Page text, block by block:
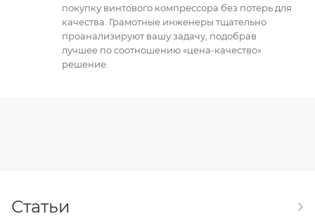
покупку винтового компрессора без потерь для
качества. Грамотные инженеры тщательно
проанализируют вашу задачу, подобрав
лучшее по соотношению «цена-качество»
решение.
Статьи